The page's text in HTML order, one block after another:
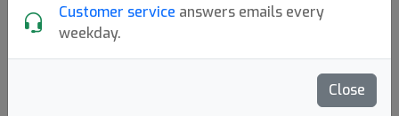
Customer service answers emails every
weekday.
Close
Golf-Shirts